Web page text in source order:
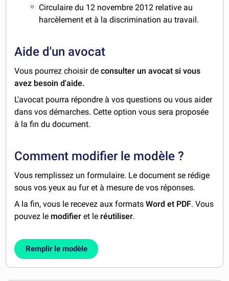
Circulaire du 12 novembre 2012 relative au
harcèlement et à la discrimination au travail.
Aide d'un avocat
Vous pourrez choisir deconsulter un avocat si vous
avez besoin d'aide.
L'avocat pourra répondre à vos questions ou vous aider
dans vos démarches. Cette option vous sera proposée
à la fin du document.
Comment modifier le modèle ?
Vous remplissez un formulaire. Le document se rédige
sous vos yeux au fur et à mesure de vos réponses.
A la fin, vous le recevez aux formatsWord et PDF. Vous
pouvez le modifier et le réutiliser.
Remplir le modèle